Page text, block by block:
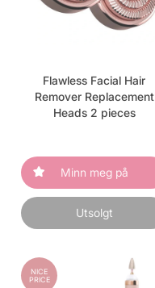
Flawless Facial Hair
Remover Replacement
Heads 2 pieces
Minn meg på
Utsolgt
NICE
PRICE